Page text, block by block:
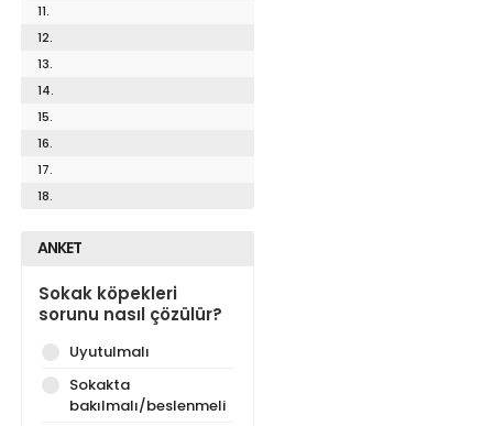
11.
12.
13.
14.
15.
16.
17.
18.
ANKET
Sokak köpekleri
sorunu nasıl çözülür?
Uyutulmalı
Sokakta
bakılmalı/beslenmeli